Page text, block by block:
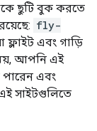
ছুটি বুক করতে
fly-
ফ্লাইট এবং গাড়ি
আপনি এই
পারেন এবং
সাইটগুলিতে